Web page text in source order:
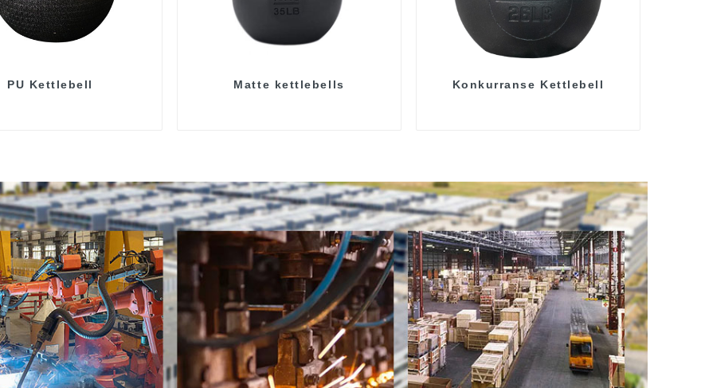
PU Kettlebell Matte kettlebells Konkurranse Kettlebell